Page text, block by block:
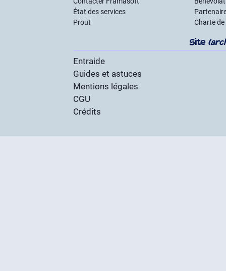
État des services
Prout
Charte
Site
Entraide
Guides et astuces
Mentions légales
CGU
Crédits